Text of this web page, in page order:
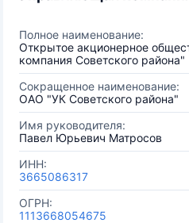
Полное наименование:
Открытое акционерное
компания Советского района"
Сокращенное наименование:
ОАО "УК Советского района"
Имя руководителя:
Павел Юрьевич Матросов
ИНН:
3665086317
ОГРН:
1113668054675